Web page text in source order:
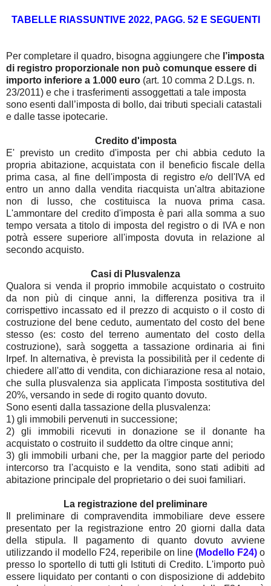
TABELLE RIASSUNTIVE 2022, PAGG. 52 E SEGUENTI
Per completare il quadro, bisogna aggiungere che l’imposta
di registro proporzionale non può comunque essere di
importo inferiore a 1.000 euro (art. 10 comma 2 D.Lgs. n.
23/2011) e che i trasferimenti assoggettati a tale imposta
sono esenti dall’imposta di bollo, dai tributi speciali catastali
e dalle tasse ipotecarie.
Credito d'imposta
E' previsto un credito d'imposta per chi abbia ceduto la
propria abitazione, acquistata con il beneficio fiscale della
prima casa, al fine dell'imposta di registro e/o dell'IVA ed
entro un anno dalla vendita riacquista un'altra abitazione
non di lusso, che costituisca la nuova prima casa.
L'ammontare del credito d'imposta è pari alla somma a suo
tempo versata a titolo di imposta del registro o di IVA e non
potrà essere superiore all'imposta dovuta in relazione al
secondo acquisto.
Casi di Plusvalenza
Qualora si venda il proprio immobile acquistato o costruito
da non più di cinque anni, la differenza positiva tra il
corrispettivo incassato ed il prezzo di acquisto o il costo di
costruzione del bene ceduto, aumentato del costo del bene
stesso (es: costo del terreno aumentato del costo della
costruzione), sarà soggetta a tassazione ordinaria ai fini
Irpef. In alternativa, è prevista la possibilità per il cedente di
chiedere all'atto di vendita, con dichiarazione resa al notaio,
che sulla plusvalenza sia applicata l'imposta sostitutiva del
20%, versando in sede di rogito quanto dovuto.
Sono esenti dalla tassazione della plusvalenza:
1) gli immobili pervenuti in successione;
2) gli immobili ricevuti in donazione se il donante ha
acquistato o costruito il suddetto da oltre cinque anni;
3) gli immobili urbani che, per la maggior parte del periodo
intercorso tra l'acquisto e la vendita, sono stati adibiti ad
abitazione principale del proprietario o dei suoi familiari.
La registrazione del preliminare
Il preliminare di compravendita immobiliare deve essere
presentato per la registrazione entro 20 giorni dalla data
della stipula. Il pagamento di quanto dovuto avviene
utilizzando il modello F24, reperibile on line (Modello F24) o
presso lo sportello di tutti gli Istituti di Credito. L'importo può
essere liquidato per contanti o con disposizione di addebito